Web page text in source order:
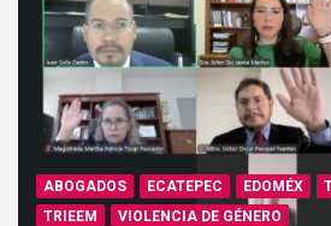
ABOGADOS ECATEPEC EDOMÉX
TRIEEM
VIOLENCIA DE GÉNERO